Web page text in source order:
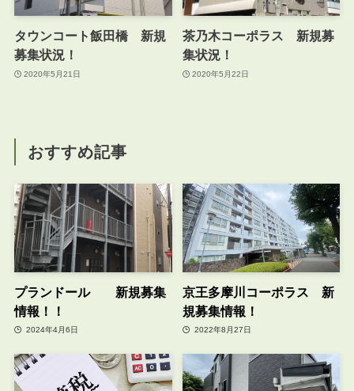
タウンコート飯田橋 新規
募集状況！
2020年5月21日
茶乃木コーポラス 新規募
集状況！
2020年5月22日
おすすめ記事
プランドール 新規募集
情報！！
2024年4月6日
京王多摩川コーポラス 新
規募集情報！
2022年8月27日